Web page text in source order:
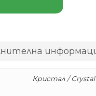
Кристал / Crystal